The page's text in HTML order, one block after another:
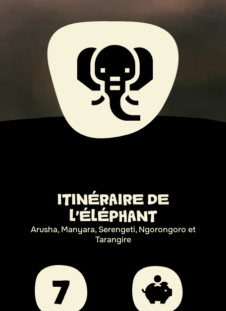
ITINÉRAIRE DE
L’ÉLÉPHANT
Arusha, Manyara, Serengeti, Ngorongoro et
Tarangire
7